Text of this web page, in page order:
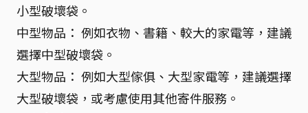
小型破壞袋。
中型物品： 例如衣物、書籍、較大的家電等，建議
選擇中型破壞袋。
大型物品： 例如大型傢俱、大型家電等，建議選擇
大型破壞袋，或考慮使用其他寄件服務。